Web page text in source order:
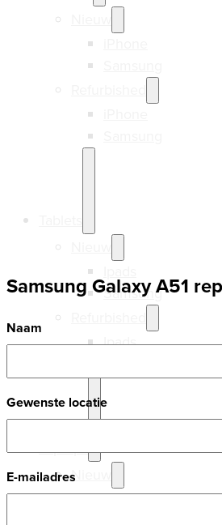
Samsung
Ipads
Laptops
Nieuw
MacBooks
Samsung Galaxy A51
Naam
Gewenste locatie
E-mailadres